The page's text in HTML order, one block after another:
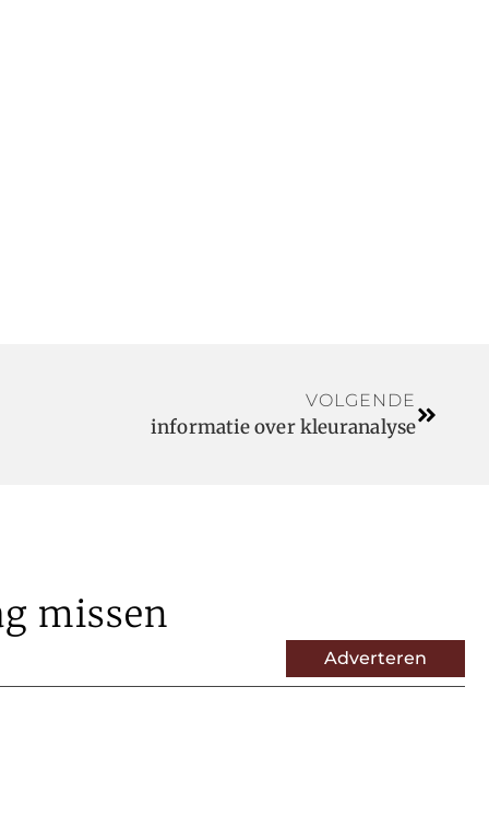
VOLGENDE
informatie over kleuranalyse
missen
Adverteren